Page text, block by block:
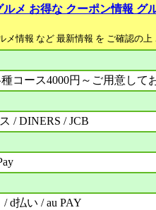
メ お得な クーポン情報 グ
情報 など 最新情報 を ご確認の上
コース4000円～ご用意して
/ DINERS / JCB
d払い / au PAY